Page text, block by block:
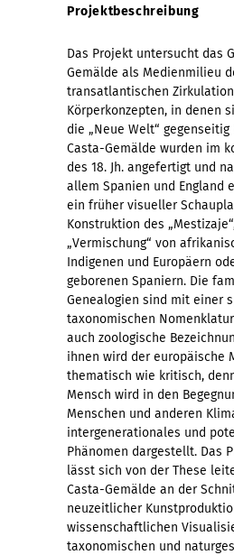
Projektbeschreibung
Das Projekt untersucht das
Gemälde als Medienmilieu
transatlantischen
Körperkonzepten, in denen
die „Neue Welt“
Casta-Gemälde wurden im
des 18. Jh. angefertigt und
allem Spanien und England
ein früher visueller
Konstruktion des
„Vermischung“ von
Indigenen und Europäern
geborenen Spaniern. Die
Genealogien sind mit einer
taxonomischen
auch zoologische
ihnen wird der europäische
thematisch wie kritisch,
Mensch wird in den
Menschen und anderen
intergenerationales und
Phänomen dargestellt. Das
lässt sich von der These
Casta-Gemälde an der
neuzeitlicher
wissenschaftlichen
taxonomischen und